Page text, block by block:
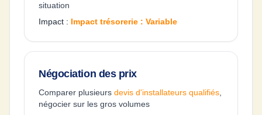
situation
Impact : Impact trésorerie : Variable
Négociation des prix
Comparer plusieurs devis d'installateurs qualifiés
négocier sur les gros volumes